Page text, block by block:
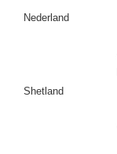
Nederland
Shetland